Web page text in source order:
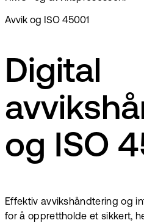
Avvik og ISO 45001
Digital
og ISO
Effektiv avvikshåndtering og
for å opprettholde et sikkert,